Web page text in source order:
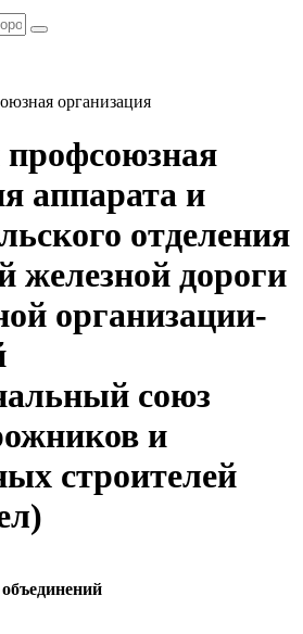
организация
аппарата и
отделения
железной дороги
организации-
союз
и
строителей